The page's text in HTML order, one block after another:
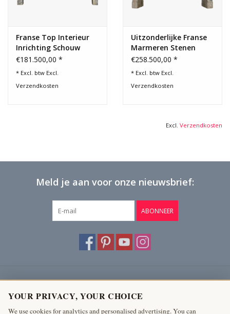
Franse Top Interieur
Inrichting Schouw
€181.500,00 *
* Excl. btw Excl.
Verzendkosten
Uitzonderlijke Franse
Marmeren Stenen
Paleis Schouw
€258.500,00 *
* Excl. btw Excl.
Verzendkosten
Excl. Verzendkosten
Meld je aan voor onze nieuwsbrief:
ABONNEER
Producten
YOUR PRIVACY, YOUR CHOICE
We use cookies for analytics and personalised advertising. You can